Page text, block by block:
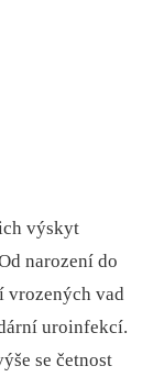
výskyt
narození do
vrozených vad
uroinfekcí.
se četnost